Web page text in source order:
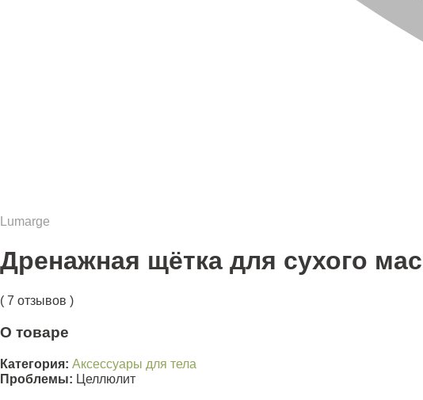
Lumarge
Дренажная щётка для сухого
( 7 отзывов )
О товаре
Категория: Аксессуары для тела
Проблемы: Целлюлит